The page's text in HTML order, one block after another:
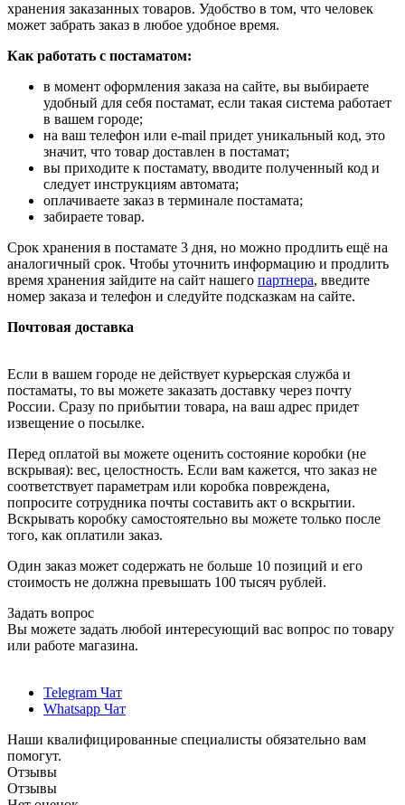
хранения заказанных товаров. Удобство в том, что человек
может забрать заказ в любое удобное время.
Как работать с постаматом:
в момент оформления заказа на сайте, вы выбираете
удобный для себя постамат, если такая система работает
в вашем городе;
на ваш телефон или e-mail придет уникальный код, это
значит, что товар доставлен в постамат;
вы приходите к постамату, вводите полученный код и
следует инструкциям автомата;
оплачиваете заказ в терминале постамата;
забираете товар.
Срок хранения в постамате 3 дня, но можно продлить ещё на
аналогичный срок. Чтобы уточнить информацию и продлить
время хранения зайдите на сайт нашего партнера, введите
номер заказа и телефон и следуйте подсказкам на сайте.
Почтовая доставка
Если в вашем городе не действует курьерская служба и
постаматы, то вы можете заказать доставку через почту
России. Сразу по прибытии товара, на ваш адрес придет
извещение о посылке.
Перед оплатой вы можете оценить состояние коробки (не
вскрывая): вес, целостность. Если вам кажется, что заказ не
соответствует параметрам или коробка повреждена,
попросите сотрудника почты составить акт о вскрытии.
Вскрывать коробку самостоятельно вы можете только после
того, как оплатили заказ.
Один заказ может содержать не больше 10 позиций и его
стоимость не должна превышать 100 тысяч рублей.
Задать вопрос
Вы можете задать любой интересующий вас вопрос по товару
или работе магазина.
Telegram Чат
Whatsapp Чат
Наши квалифицированные специалисты обязательно вам
помогут.
Отзывы
Отзывы